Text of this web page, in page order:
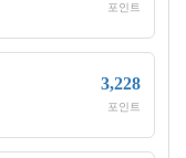
포인트
3,228
포인트